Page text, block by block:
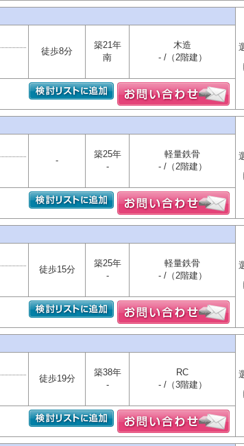
徒歩8分
築21年
南
木造
- /（2階建）
-
築25年
-
軽量鉄骨
- /（2階建）
徒歩15分
築25年
-
軽量鉄骨
- /（2階建）
徒歩19分
築38年
-
RC
- /（3階建）